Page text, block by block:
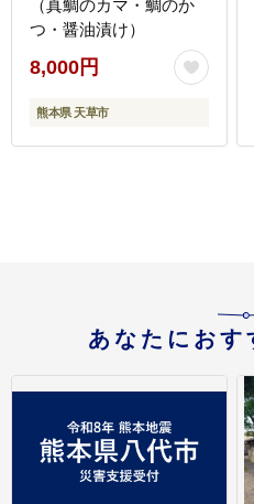
（真鯛のカマ・鯛のか
つ・醤油漬け）
8,000円
熊本県 天草市
あなたにおす